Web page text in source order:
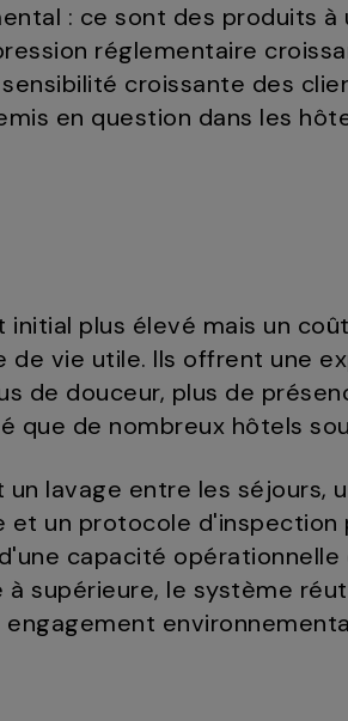
: ce sont des produits à
réglementaire
croissante des
en question dans les
plus élevé mais un
vie utile. Ils offrent une
de douceur, plus de
que de nombreux hôtels
lavage entre les séjours,
et un protocole
capacité
supérieure, le système